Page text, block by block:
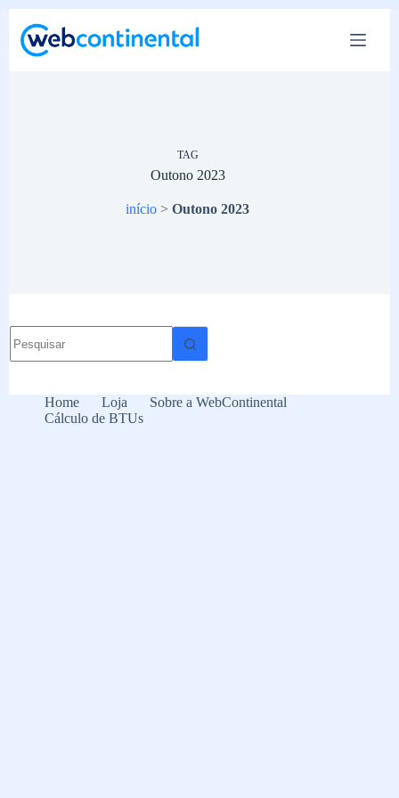
para
TAG
Outono 2023
início >Outono 2023
resultados
Home Loja
Sobre a WebContinental
Cálculo de BTUs